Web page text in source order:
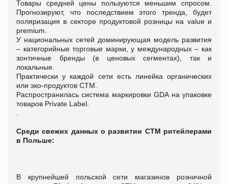
Товары средней цены пользуются меньшим спросом.
Прогнозируют, что последствием этого тренда, будет
поляризация в секторе продуктовой розницы на value и
premium.
У национальных сетей доминирующая модель развития
– категорийные торговые марки, у международных – как
зонтичные бренды (в ценовых сегментах), так и
локальные.
Практически у каждой сети есть линейка органических
или эко-продуктов СТМ.
Распространилась система маркировки GDA на упаковке
товаров Private Label.
Среди свежих данных о развитии СТМ ритейлерами
в Польше:
В крупнейшей польской сети магазинов розничной